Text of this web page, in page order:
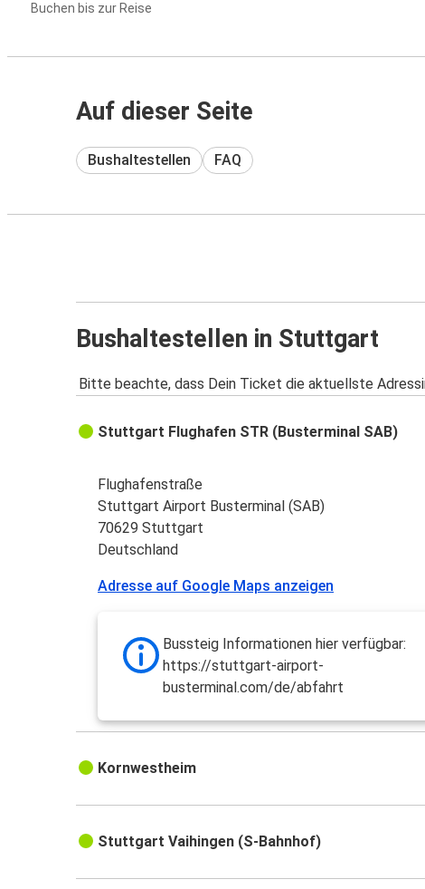
Buchen bis zur Reise
Auf dieser Seite
Bushaltestellen FAQ
Bushaltestellen in Stuttgart
Bitte beachte, dass Dein Ticket die aktuellste
Stuttgart Flughafen STR (Busterminal SAB)
Flughafenstraße
Stuttgart Airport Busterminal (SAB)
70629 Stuttgart
Deutschland
Adresse auf Google Maps anzeigen
Bussteig Informationen hier verfügbar:
https://stuttgart-airport-
busterminal.com/de/abfahrt
Kornwestheim
Stuttgart Vaihingen (S-Bahnhof)